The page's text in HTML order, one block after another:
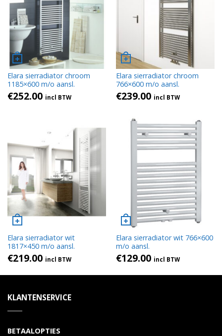
Elara sierradiator chroom
1185×600 m/o aansl.
€252.00 incl BTW
Elara sierradiator chroom
766×600 m/o aansl.
€239.00 incl BTW
Elara sierradiator wit
1817×450 m/o aansl.
€219.00 incl BTW
Elara sierradiator wit 766×600
m/o aansl.
€129.00 incl BTW
KLANTENSERVICE
BETAALOPTIES